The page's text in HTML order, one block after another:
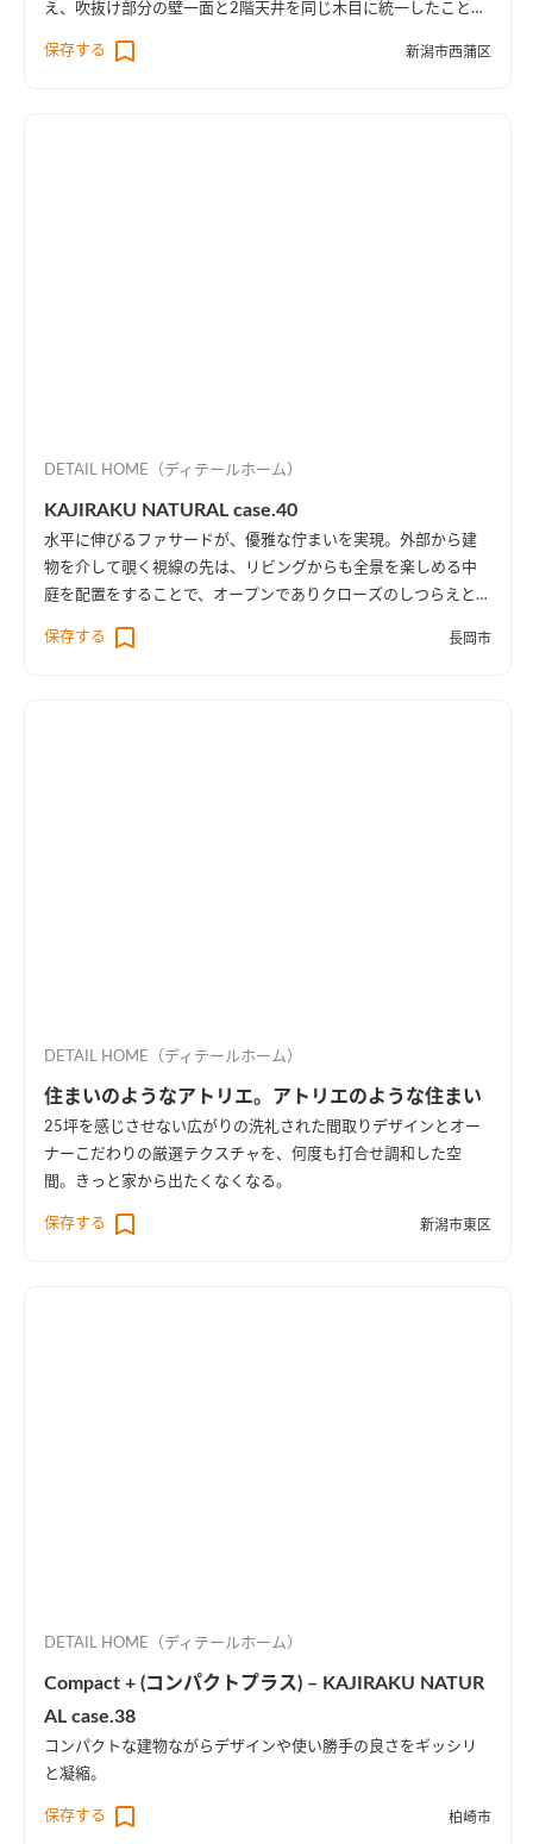
え、吹抜け部分の壁一面と2階天井を同じ木目に統一したことに
楽譜を整理する本棚を壁一面に設け、屋外への防音効果も担って
保存する 新潟市西蒲区
DETAIL HOME（ディテールホーム）
KAJIRAKU NATURAL case.40
水平に伸びるファサードが、優雅な佇まいを実現。外部から建
物を介して覗く視線の先は、リビングからも全景を楽しめる中
庭を配置をすることで、オープンでありクローズのしつらえとし
保存する
長岡市
DETAIL HOME（ディテールホーム）
住まいのようなアトリエ。アトリエのような住まい
25坪を感じさせない広がりの洗礼された間取りデザインとオー
ナーこだわりの厳選テクスチャを、何度も打合せ調和した空
間。きっと家から出たくなくなる。
保存する 新潟市東区
DETAIL HOME（ディテールホーム）
Compact + (コンパクトプラス) – KAJIRAKU NATUR
AL case.38
コンパクトな建物ながらデザインや使い勝手の良さをギッシリ
と凝縮。
保存する 柏崎市